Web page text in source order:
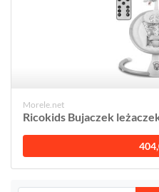
Morele.net
Ricokids Bujaczek